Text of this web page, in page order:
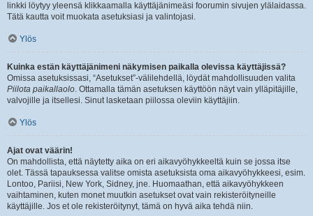
linkki löytyy yleensä klikkaamalla käyttäjänimeäsi foorumin sivujen ylälaidassa.
Tätä kautta voit muokata asetuksiasi ja valintojasi.
Ylös
Kuinka estän käyttäjänimeni näkymisen paikalla olevissa käyttäjissä?
Omissa asetuksissasi, “Asetukset”-välilehdellä, löydät mahdollisuuden valita
Piilota paikallaolo. Ottamalla tämän asetuksen käyttöön näyt vain ylläpitäjille,
valvojille ja itsellesi. Sinut lasketaan piilossa oleviin käyttäjiin.
Ylös
Ajat ovat väärin!
On mahdollista, että näytetty aika on eri aikavyöhykkeeltä kuin se jossa itse
olet. Tässä tapauksessa valitse omista asetuksista oma aikavyöhykkeesi, esim.
Lontoo, Pariisi, New York, Sidney, jne. Huomaathan, että aikavyöhykkeen
vaihtaminen, kuten monet muutkin asetukset ovat vain rekisteröityneille
käyttäjille. Jos et ole rekisteröitynyt, tämä on hyvä aika tehdä niin.